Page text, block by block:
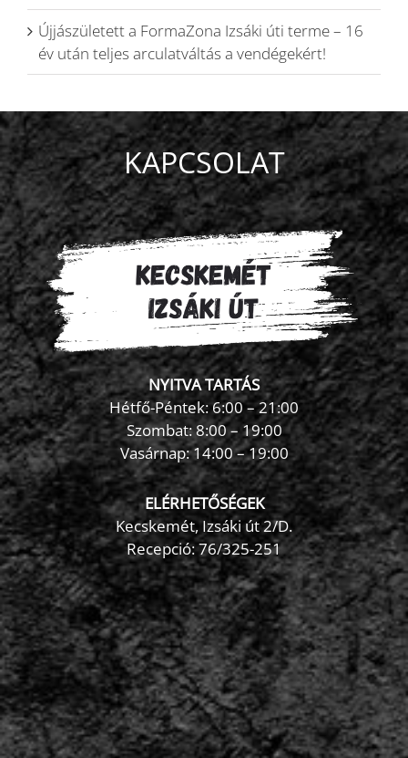
Újjászületett a FormaZona Izsáki úti terme – 16
év után teljes arculatváltás a vendégekért!
KAPCSOLAT
NYITVA TARTÁS
Hétfő-Péntek: 6:00 – 21:00
Szombat: 8:00 – 19:00
Vasárnap: 14:00 – 19:00
ELÉRHETŐSÉGEK
Kecskemét, Izsáki út 2/D.
Recepció:76/325-251